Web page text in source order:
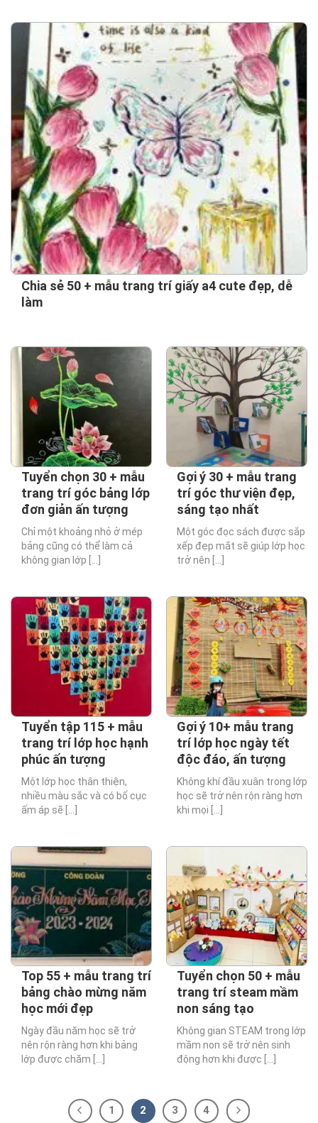
Chia sẻ 50 + mẫu trang trí giấy a4 cute đẹp, dễ
làm
Tuyển chọn 30 + mẫu
trang trí góc bảng lớp
đơn giản ấn tượng
Chỉ một khoảng nhỏ ở mép
bảng cũng có thể làm cả
không gian lớp [...]
Gợi ý 30 + mẫu trang
trí góc thư viện đẹp,
sáng tạo nhất
Một góc đọc sách được sắp
xếp đẹp mắt sẽ giúp lớp học
trở nên [...]
Tuyển tập 115 + mẫu
trang trí lớp học hạnh
phúc ấn tượng
Một lớp học thân thiện,
nhiều màu sắc và có bố cục
ấm áp sẽ [...]
Gợi ý 10+ mẫu trang
trí lớp học ngày tết
độc đáo, ấn tượng
Không khí đầu xuân trong lớp
học sẽ trở nên rộn ràng hơn
khi mọi [...]
Top 55 + mẫu trang trí
bảng chào mừng năm
học mới đẹp
Ngày đầu năm học sẽ trở
nên rộn ràng hơn khi bảng
lớp được chăm [...]
Tuyển chọn 50 + mẫu
trang trí steam mầm
non sáng tạo
Không gian STEAM trong lớp
mầm non sẽ trở nên sinh
động hơn khi được [...]
1 2 3 4